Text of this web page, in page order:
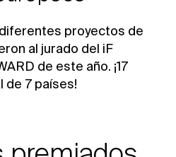
proyectos de
al jurado del iF
de este año. ¡17
de 7 países!